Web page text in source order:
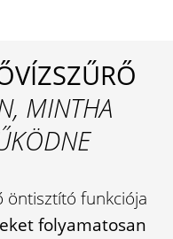
MINTHA
öntisztító funkciója
folyamatosan